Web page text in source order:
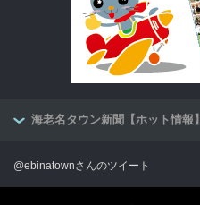
海老名タウン新聞【ホット情報】
@ebinatownさんのツイート